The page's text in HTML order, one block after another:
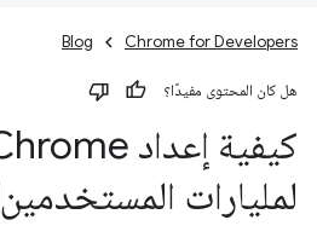
Chrome for Developers
Blog
هل كان المحتوى مفيدًا؟
لمليارات المستخدمين